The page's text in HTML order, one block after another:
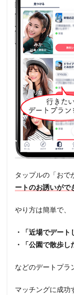
タップルの「おで
ートのお誘いがで
やり方は簡単で、
・「近場でデート
・「公園で散歩し
などのデートプラ
マッチングに成功